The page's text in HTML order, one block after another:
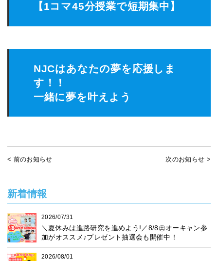
【1コマ45分授業で短期集中】
NJCはあなたの夢を応援しま
す！！
一緒に夢を叶えよう
< 前のお知らせ 次のお知らせ >
新着情報
2026/07/31
＼夏休みは進路研究を進めよう!／8/8㊏オーキャン参
加がオススメ♪プレゼント抽選会も開催中！
2026/08/01